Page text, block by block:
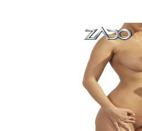
AÑADIR
AL
CARRITO